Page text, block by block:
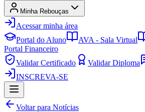
Minha Rebouças
Acessar minha área
Portal do Aluno
AVA - Sala Virtual
Portal Financeiro
Validar Certificado
Validar Diploma
INSCREVA-SE
Voltar para Notícias